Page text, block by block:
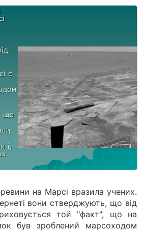
на Марсі вразила учених.
вони стверджують, що від
той "факт", що на
був зроблений марсоходом